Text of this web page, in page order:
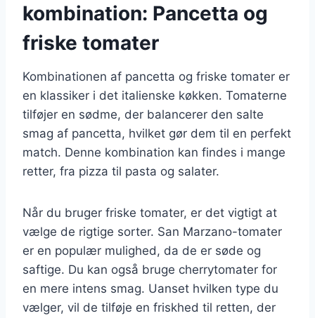
kombination: Pancetta og
friske tomater
Kombinationen af pancetta og friske tomater er
en klassiker i det italienske køkken. Tomaterne
tilføjer en sødme, der balancerer den salte
smag af pancetta, hvilket gør dem til en perfekt
match. Denne kombination kan findes i mange
retter, fra pizza til pasta og salater.
Når du bruger friske tomater, er det vigtigt at
vælge de rigtige sorter. San Marzano-tomater
er en populær mulighed, da de er søde og
saftige. Du kan også bruge cherrytomater for
en mere intens smag. Uanset hvilken type du
vælger, vil de tilføje en friskhed til retten, der